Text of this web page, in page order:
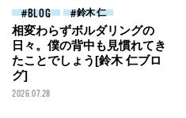
BLOG 鈴木 仁
相変わらずボルダリングの
日々。僕の背中も見慣れてき
たことでしょう[鈴木 仁ブロ
グ]
2026.07.28